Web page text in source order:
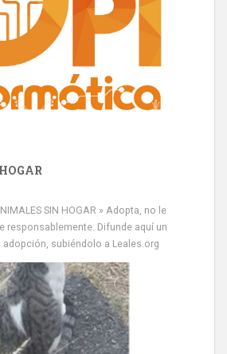
SIN HOGAR » Adopta, no le
responsablemente. Difunde aquí un
adopción, subiéndolo a Leales.org